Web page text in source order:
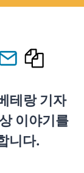
테랑 기자
이야기를
니다.